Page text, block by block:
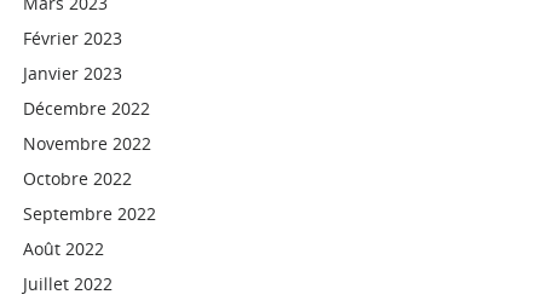
Février 2023
Janvier 2023
Décembre 2022
Novembre 2022
Octobre 2022
Septembre 2022
Août 2022
Juillet 2022